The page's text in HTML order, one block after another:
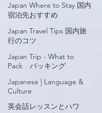
Japan Where to Stay 国内
宿泊先おすすめ
Japan Travel Tips 国内旅
行のコツ
Japan Trip - What to
Pack パッキング
Japanese | Language &
Culture
英会話レッスンとハワ